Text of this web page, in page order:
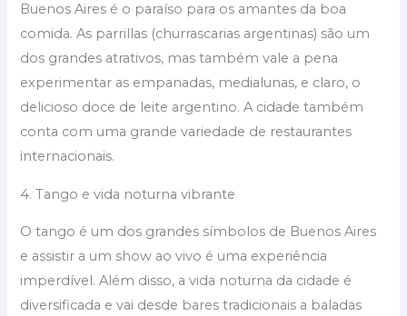
Buenos Aires é o paraíso para os amantes da boa
comida. As parrillas (churrascarias argentinas) são um
dos grandes atrativos, mas também vale a pena
experimentar as empanadas, medialunas, e claro, o
delicioso doce de leite argentino. A cidade também
conta com uma grande variedade de restaurantes
internacionais.
4. Tango e vida noturna vibrante
O tango é um dos grandes símbolos de Buenos Aires
e assistir a um show ao vivo é uma experiência
imperdível. Além disso, a vida noturna da cidade é
diversificada e vai desde bares tradicionais a baladas